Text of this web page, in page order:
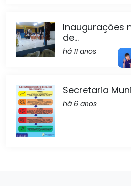
Inaugurações
de...
há 11 anos
Secretaria
há 6 anos